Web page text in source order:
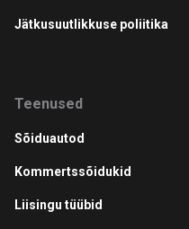
Jätkusuutlikkuse poliitika
Teenused
Sõiduautod
Kommertssõidukid
Liisingu tüübid